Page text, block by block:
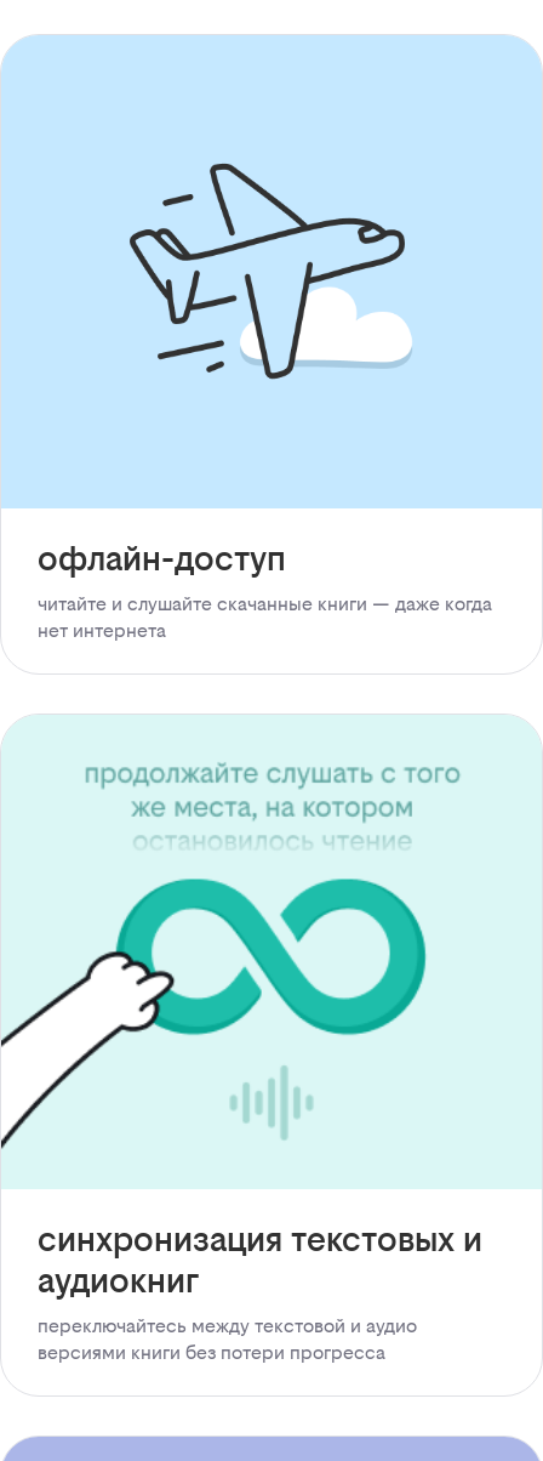
офлайн-доступ
читайте и слушайте скачанные книги — даже когда
нет интернета
синхронизация текстовых и
аудиокниг
переключайтесь между текстовой и аудио
версиями книги без потери прогресса